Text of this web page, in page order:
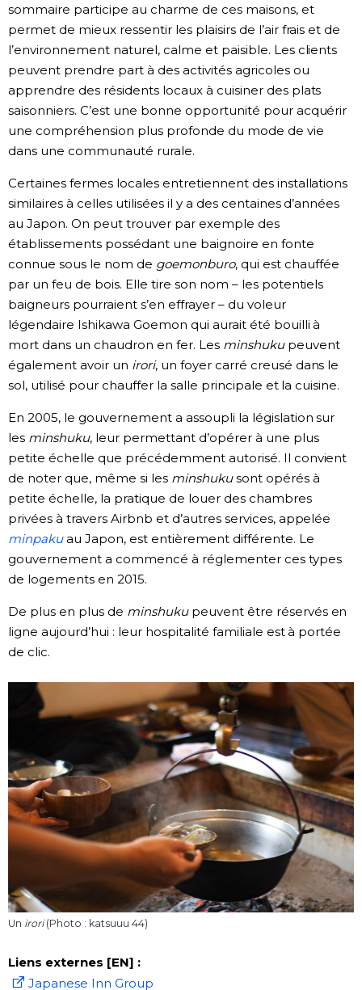
sommaire participe au charme de ces maisons, et
permet de mieux ressentir les plaisirs de l’air frais et de
l’environnement naturel, calme et paisible. Les clients
peuvent prendre part à des activités agricoles ou
apprendre des résidents locaux à cuisiner des plats
saisonniers. C’est une bonne opportunité pour acquérir
une compréhension plus profonde du mode de vie
dans une communauté rurale.
Certaines fermes locales entretiennent des installations
similaires à celles utilisées il y a des centaines d’années
au Japon. On peut trouver par exemple des
établissements possédant une baignoire en fonte
connue sous le nom de goemonburo, qui est chauffée
par un feu de bois. Elle tire son nom – les potentiels
baigneurs pourraient s’en effrayer – du voleur
légendaire Ishikawa Goemon qui aurait été bouilli à
mort dans un chaudron en fer. Les minshukupeuvent
également avoir un irori, un foyer carré creusé dans le
sol, utilisé pour chauffer la salle principale et la cuisine.
En 2005, le gouvernement a assoupli la législation sur
les minshuku, leur permettant d’opérer à une plus
petite échelle que précédemment autorisé. Il convient
de noter que, même si les minshukusont opérés à
petite échelle, la pratique de louer des chambres
privées à travers Airbnb et d’autres services, appelée
minpakuau Japon, est entièrement différente. Le
gouvernement a commencé à réglementer ces types
de logements en 2015.
De plus en plus de minshukupeuvent être réservés en
ligne aujourd’hui : leur hospitalité familiale est à portée
de clic.
Un irori(Photo : katsuuu 44)
Liens externes [EN] :
Japanese Inn Group